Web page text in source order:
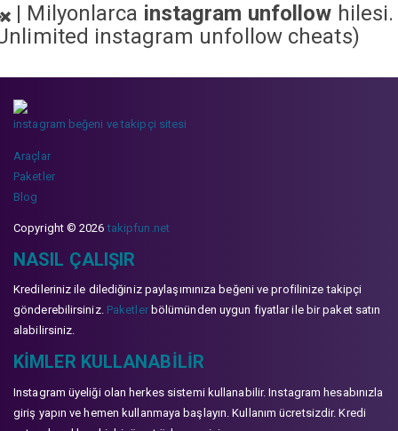
| Milyonlarca instagram unfollow hilesi.
instagram unfollow cheats)
instagram beğeni ve takipçi sitesi
Araçlar
Paketler
Blog
Copyright © 2026takipfun.net
NASIL ÇALIŞIR
Kredileriniz ile dilediğiniz paylaşımınıza beğeni ve profilinize takipçi
gönderebilirsiniz. Paketlerbölümünden uygun fiyatlar ile bir paket satın
alabilirsiniz.
KIMLER KULLANABILIR
Instagram üyeliği olan herkes sistemi kullanabilir. Instagram hesabınızla
giriş yapın ve hemen kullanmaya başlayın. Kullanım ücretsizdir. Kredi